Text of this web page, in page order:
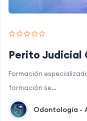
Perito Judicial
Formación
formación se…
Odontologia -